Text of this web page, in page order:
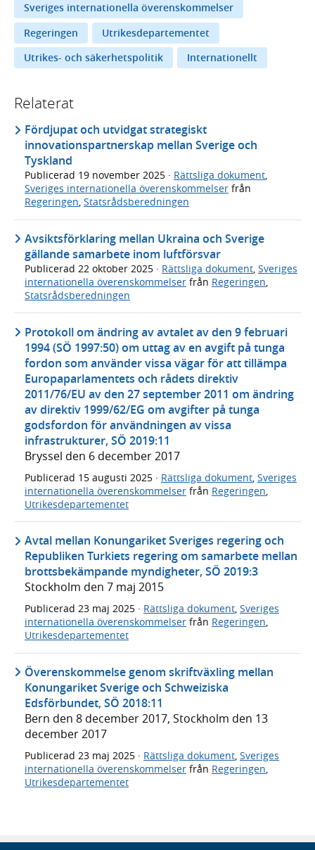
Sveriges internationella överenskommelser
Regeringen
Utrikesdepartementet
Utrikes- och säkerhetspolitik
Internationellt
Relaterat
Fördjupat och utvidgat strategiskt
innovationspartnerskap mellan Sverige och
Tyskland
Publicerad 19 november 2025 · Rättsliga dokument,
Sveriges internationella överenskommelser från
Regeringen, Statsrådsberedningen
Avsiktsförklaring mellan Ukraina och Sverige
gällande samarbete inom luftförsvar
Publicerad 22 oktober 2025 · Rättsliga dokument, Sveriges
internationella överenskommelser från Regeringen,
Statsrådsberedningen
Protokoll om ändring av avtalet av den 9 februari
1994 (SÖ 1997:50) om uttag av en avgift på tunga
fordon som använder vissa vägar för att tillämpa
Europaparlamentets och rådets direktiv
2011/76/EU av den 27 september 2011 om ändring
av direktiv 1999/62/EG om avgifter på tunga
godsfordon för användningen av vissa
infrastrukturer, SÖ 2019:11
Bryssel den 6 december 2017
Publicerad 15 augusti 2025 · Rättsliga dokument Sveriges
internationella överenskommelser från Regeringen
Utrikesdepartementet
Avtal mellan Konungariket Sveriges regering och
Republiken Turkiets regering om samarbete mellan
brottsbekämpande myndigheter, SÖ 2019:3
Stockholm den 7 maj 2015
Publicerad 23 maj 2025 · Rättsliga dokument, Sveriges
internationella överenskommelser från Regeringen,
Utrikesdepartementet
Överenskommelse genom skriftväxling mellan
Konungariket Sverige och Schweiziska
Edsförbundet, SÖ 2018:11
Bern den 8 december 2017, Stockholm den 13
december 2017
Publicerad 23 maj 2025 · Rättsliga dokument, Sveriges
internationella överenskommelser från Regeringen,
Utrikesdepartementet